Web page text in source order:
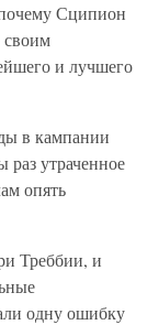
Сципион
своим
и лучшего
в кампании
раз утраченное
опять
Треббии, и
одну ошибку